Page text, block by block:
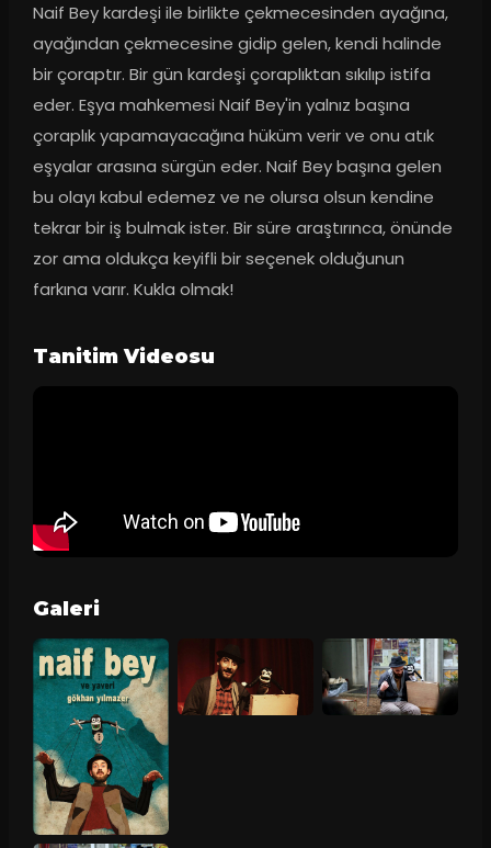
Naif Bey kardeşi ile birlikte çekmecesinden ayağına,
ayağından çekmecesine gidip gelen, kendi halinde
bir çoraptır. Bir gün kardeşi çoraplıktan sıkılıp istifa
eder. Eşya mahkemesi Naif Bey'in yalnız başına
çoraplık yapamayacağına hüküm verir ve onu atık
eşyalar arasına sürgün eder. Naif Bey başına gelen
bu olayı kabul edemez ve ne olursa olsun kendine
tekrar bir iş bulmak ister. Bir süre araştırınca, önünde
zor ama oldukça keyifli bir seçenek olduğunun
farkına varır. Kukla olmak!
Tanitim Videosu
Galeri